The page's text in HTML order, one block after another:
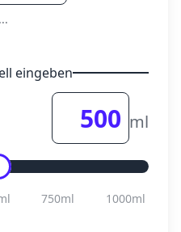
eingeben
ml
750ml 1000ml